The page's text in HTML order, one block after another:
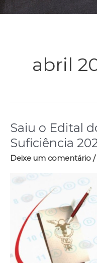
abril
Saiu o Edital
Suficiência
Deixe um comentário /
Saiu
o
do
Exame
Suficiência
2021.1!